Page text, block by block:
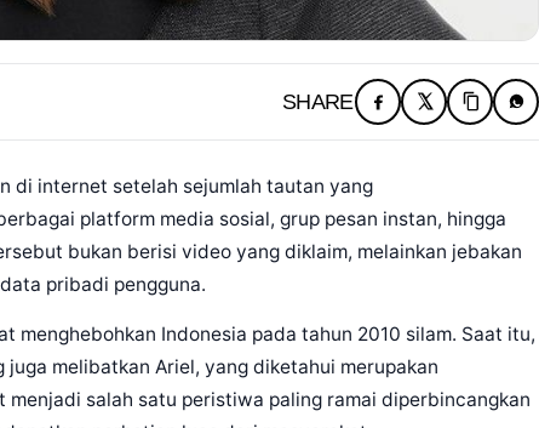
SHARE
di internet setelah sejumlah tautan yang
platform media sosial, grup pesan instan, hingga
bukan berisi video yang diklaim, melainkan jebakan
pribadi pengguna.
menghebohkan Indonesia pada tahun 2010 silam. Saat itu,
melibatkan Ariel, yang diketahui merupakan
salah satu peristiwa paling ramai diperbincangkan